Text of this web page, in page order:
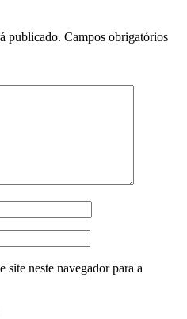
publicado. Campos obrigatórios
site neste navegador para a